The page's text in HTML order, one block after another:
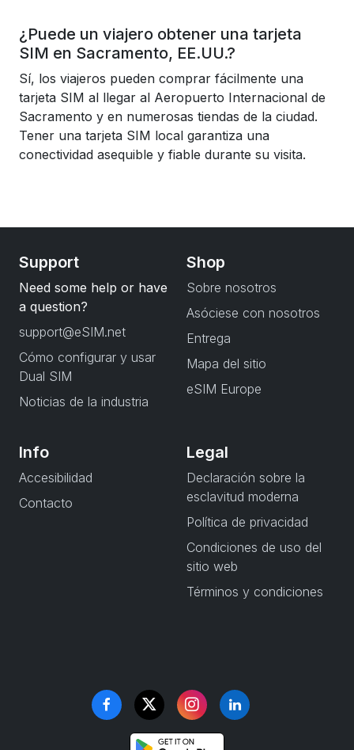
¿Puede un viajero obtener una tarjeta
SIM en Sacramento, EE.UU.?
Sí, los viajeros pueden comprar fácilmente una
tarjeta SIM al llegar al Aeropuerto Internacional de
Sacramento y en numerosas tiendas de la ciudad.
Tener una tarjeta SIM local garantiza una
conectividad asequible y fiable durante su visita.
Support
Need some help or have
a question?
support@eSIM.net
Cómo configurar y usar
Dual SIM
Noticias de la industria
Shop
Sobre nosotros
Asóciese con nosotros
Entrega
Mapa del sitio
eSIM Europe
Info
Accesibilidad
Contacto
Legal
Declaración sobre la
esclavitud moderna
Política de privacidad
Condiciones de uso del
sitio web
Términos y condiciones